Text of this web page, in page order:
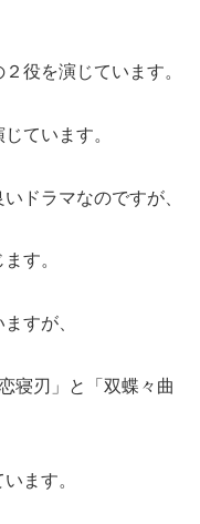
役を演じています。
ています。
ドラマなのですが、
す。
すが、
寝刃」と「双蝶々曲
ます。